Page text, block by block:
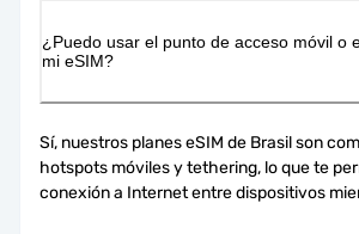
¿Puedo usar el punto de acceso móvil o
mi eSIM?
Sí, nuestros planes eSIM de Brasil son
hotspots móviles y tethering, lo que te
conexión a Internet entre dispositivos